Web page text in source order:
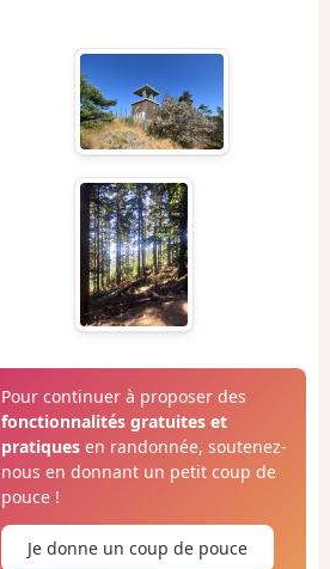
Pour continuer à proposer des
fonctionnalités gratuites et
pratiquesen randonnée, soutenez-
nous en donnant un petit coup de
pouce !
Je donne un coup de pouce